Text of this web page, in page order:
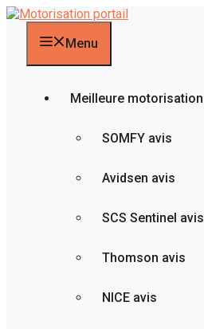
Aller
contenu
Menu
Meilleure motorisation
SOMFY avis
Avidsen avis
SCS Sentinel avis
Thomson avis
NICE avis